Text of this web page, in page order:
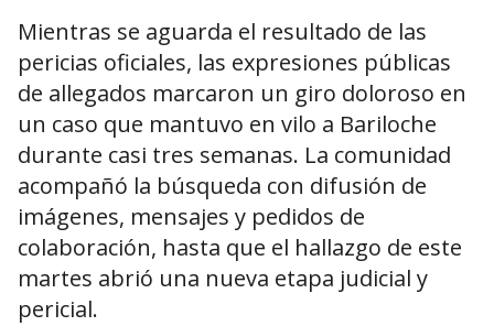
Mientras se aguarda el resultado de las
pericias oficiales, las expresiones públicas
de allegados marcaron un giro doloroso en
un caso que mantuvo en vilo a Bariloche
durante casi tres semanas. La comunidad
acompañó la búsqueda con difusión de
imágenes, mensajes y pedidos de
colaboración, hasta que el hallazgo de este
martes abrió una nueva etapa judicial y
pericial.